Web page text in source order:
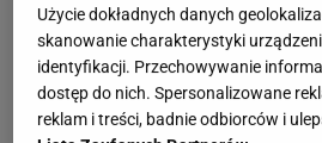
Użycie dokładnych danych
skanowanie charakterystyki
identyfikacji. Przechowywanie
dostęp do nich. Spersonalizowane
reklam i treści, badnie odbiorców i